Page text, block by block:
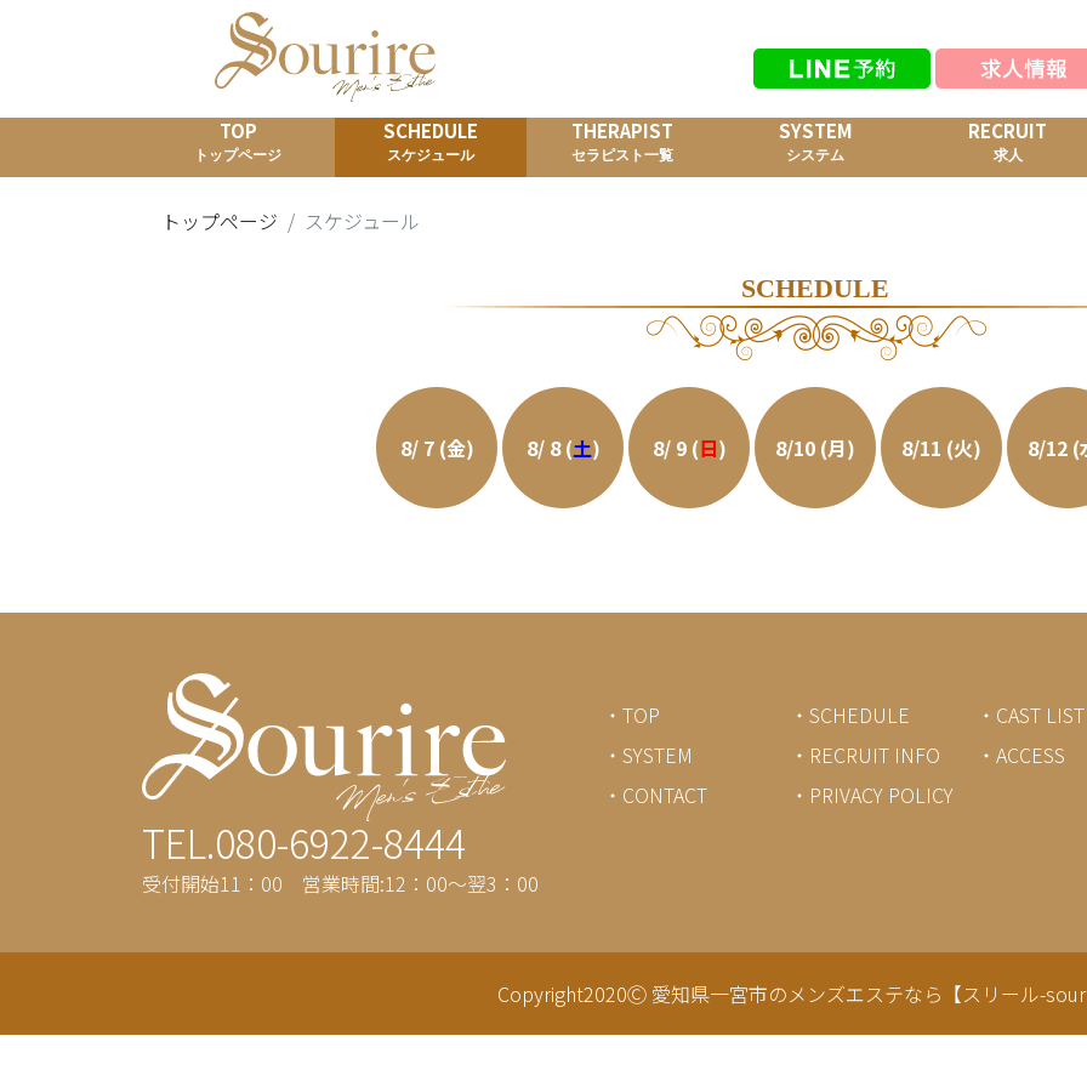
TOP
トップページ
SCHEDULE
スケジュール
THERAPIST
セラピスト一覧
SYSTEM
システム
RECRUIT
求人
トップページ スケジュール
SCHEDULE
8/ 7 (金) 8/ 8 (土) 8/ 9 (日) 8/10 (月) 8/11 (火) 8/12 (
TEL.080-6922-8444
受付開始11：00 営業時間:12：00～翌3：00
・TOP ・SCHEDULE
・CAST LIST
・SYSTEM
・RECRUIT INFO
・ACCESS
・CONTACT
・PRIVACY POLICY
Copyright2020Ⓒ 愛知県一宮市のメンズエステなら【スリール-